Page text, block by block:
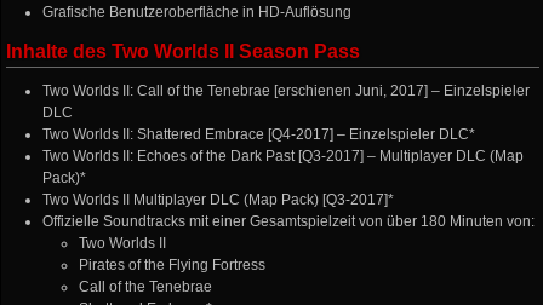
Grafische Benutzeroberfläche in HD-Auflösung
Inhalte des Two Worlds II Season Pass
Two Worlds II: Call of the Tenebrae [erschienen Juni, 2017] – Einzelspieler
DLC
Two Worlds II: Shattered Embrace [Q4-2017] – Einzelspieler DLC*
Two Worlds II: Echoes of the Dark Past [Q3-2017] – Multiplayer DLC (Map
Pack)*
Two Worlds II Multiplayer DLC (Map Pack) [Q3-2017]*
Offizielle Soundtracks mit einer Gesamtspielzeit von über 180 Minuten von:
Two Worlds II
Pirates of the Flying Fortress
Call of the Tenebrae